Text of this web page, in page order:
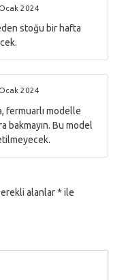
2024
stoğu bir hafta
2024
fermuarlı modelle
bakmayın. Bu model
alanlar* ile